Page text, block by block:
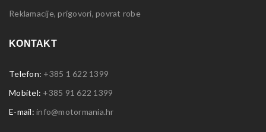
Reklamacije, prigovori, povrat robe
KONTAKT
Telefon: +385 1 622 1399
Mobitel: +385 91 622 1399
E-mail: info@motormania.hr